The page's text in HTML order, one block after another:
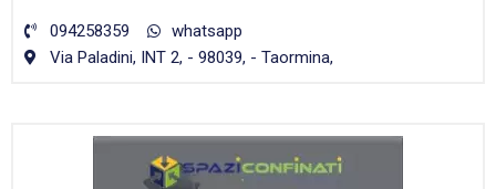
094258359
whatsapp
Via Paladini, INT 2, - 98039, - Taormina,